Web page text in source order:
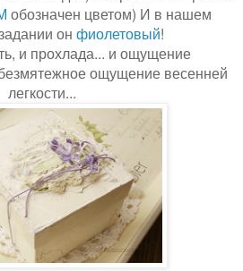
обозначен цветом) И в нашем
он фиолетовый!
и прохлада... и ощущение
ощущение весенней
легкости...